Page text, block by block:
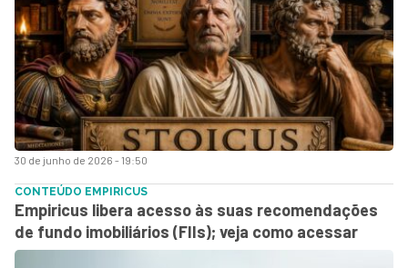
30 de junho de 2026 - 19:50
CONTEÚDO EMPIRICUS
Empiricus libera acesso às suas recomendações
de fundo imobiliários (FIIs); veja como acessar